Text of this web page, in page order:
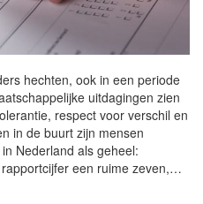
hechten, ook in een periode
uitdagingen zien
respect voor verschil en
in de buurt zijn mensen
Nederland als geheel:
een ruime zeven,…